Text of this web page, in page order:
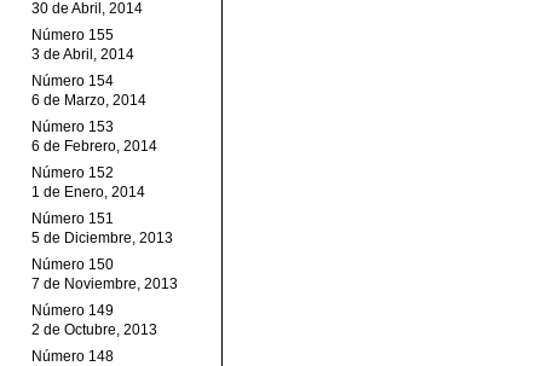
30 de Abril, 2014
Número 155
3 de Abril, 2014
Número 154
6 de Marzo, 2014
Número 153
6 de Febrero, 2014
Número 152
1 de Enero, 2014
Número 151
5 de Diciembre, 2013
Número 150
7 de Noviembre, 2013
Número 149
2 de Octubre, 2013
Número 148